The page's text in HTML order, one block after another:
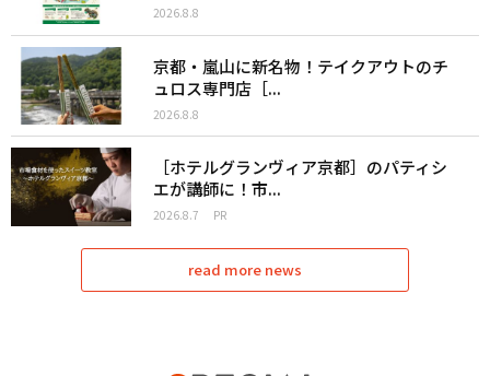
2026.8.8
京都・嵐山に新名物！テイクアウトのチ
ュロス専門店［...
2026.8.8
［ホテルグランヴィア京都］のパティシ
エが講師に！市...
2026.8.7 PR
read more news